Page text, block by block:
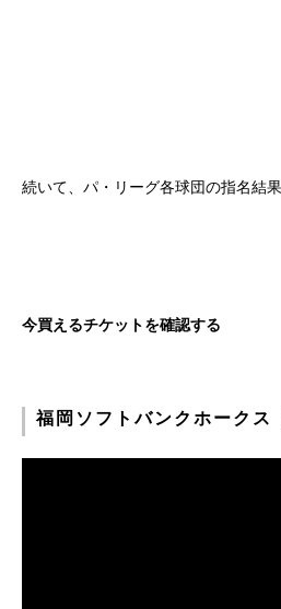
続いて、パ・リーグ各球団の指名結
今買えるチケットを確認する
福岡ソフトバンクホークス